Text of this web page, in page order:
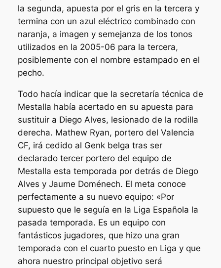
la segunda, apuesta por el gris en la tercera y
termina con un azul eléctrico combinado con
naranja, a imagen y semejanza de los tonos
utilizados en la 2005-06 para la tercera,
posiblemente con el nombre estampado en el
pecho.
Todo hacía indicar que la secretaría técnica de
Mestalla había acertado en su apuesta para
sustituir a Diego Alves, lesionado de la rodilla
derecha. Mathew Ryan, portero del Valencia
CF, irá cedido al Genk belga tras ser
declarado tercer portero del equipo de
Mestalla esta temporada por detrás de Diego
Alves y Jaume Doménech. El meta conoce
perfectamente a su nuevo equipo: «Por
supuesto que le seguía en la Liga Española la
pasada temporada. Es un equipo con
fantásticos jugadores, que hizo una gran
temporada con el cuarto puesto en Liga y que
ahora nuestro principal objetivo será